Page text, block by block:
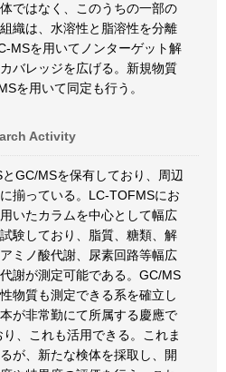
ではなく、このうちの一部の
織は、水溶性と脂溶性を分離
MSを用いてノンターゲット解
バレッジを広げる。新規物質
を用いて同定も行う。
Activity
GC/MSを保有しており、周辺
揃っている。LC-TOFMSにお
いたカラムを中心として幅広
験しており、脂質、糖類、解
ミノ酸代謝、尿素回路等幅広
謝が測定可能である。GC/MS
物質も測定できる系を確立し
が非常勤にて所属する慶應で
、これも活用できる。これま
が、新たな検体を採取し、開